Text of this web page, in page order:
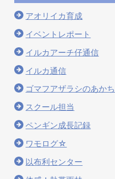
アオリイカ育成
イベントレポート
イルカアーチ仔通信
イルカ通信
ゴマフアザラシのあか
スクール担当
ペンギン成長記録
ワモログ☆
以布利センター